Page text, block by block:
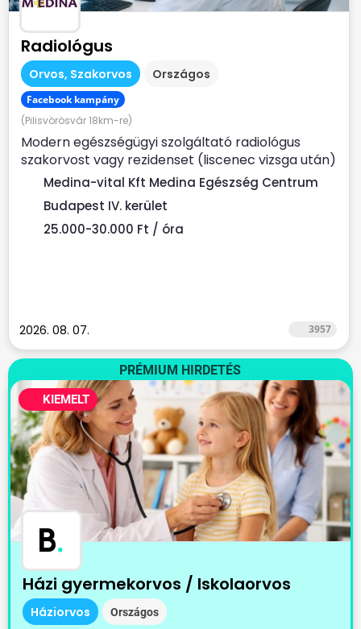
Radiológus
Orvos, Szakorvos Országos
Facebook kampány
(Pilisvörösvár 18km-re)
Modern egészségügyi szolgáltató radiológus
szakorvost vagy rezidenset (liscenec vizsga után)
keres Rendelési...
Medina-vital Kft Medina Egészség Centrum
Budapest IV. kerület
25.000-30.000 Ft / óra
2026. 08. 07. 3957
PRÉMIUM HIRDETÉS
KIEMELT
B.
Házi gyermekorvos / Iskolaorvos
Háziorvos Országos